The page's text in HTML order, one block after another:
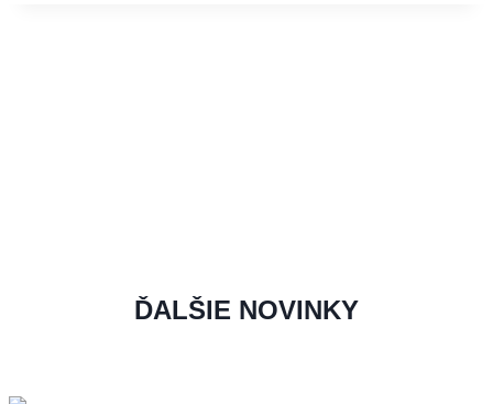
ĎALŠIE NOVINKY